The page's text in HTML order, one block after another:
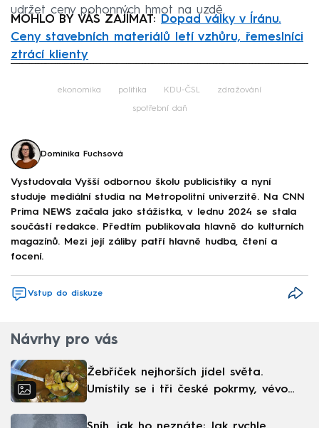
udržet ceny pohonných hmot na uzdě.
MOHLO BY VÁS ZAJÍMAT: Dopad války v Íránu.
Ceny stavebních materiálů letí vzhůru, řemeslníci
ztrácí klienty
ekonomika politika KDU-ČSL zdražování
spotřební daň
Dominika Fuchsová
Vystudovala Vyšší odbornou školu publicistiky a nyní
studuje mediální studia na Metropolitní univerzitě. Na CNN
Prima NEWS začala jako stážistka, v lednu 2024 se stala
součástí redakce. Předtím publikovala hlavně do kulturních
magazínů. Mezi její záliby patří hlavně hudba, čtení a
focení.
Vstup do diskuze
Návrhy pro vás
Žebříček nejhorších jídel světa.
Umístily se i tři české pokrmy, vévodí